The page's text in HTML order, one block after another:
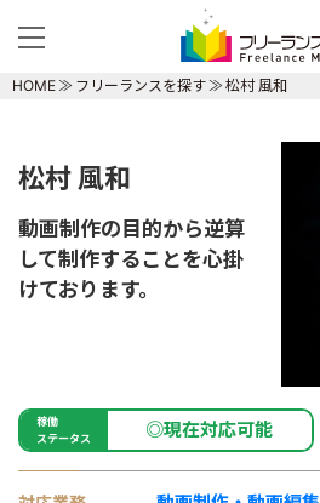
HOME フリーランスを探す 松村 風和
松村 風和
動画制作の目的から逆算
して制作することを心掛
けております。
稼働
ステータス
◎現在対応可能